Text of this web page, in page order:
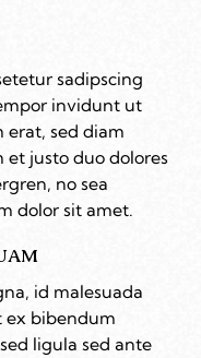
sadipscing
invidunt ut
erat, sed diam
et justo duo dolores
no sea
dolor sit amet.
id malesuada
ex bibendum
ligula sed ante